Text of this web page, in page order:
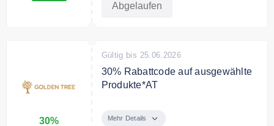
Abgelaufen
30%
Gültig bis 25.06.2026
30% Rabattcode auf ausgewählte
Produkte*AT
30% Rabatt auf ausgewählte
Mehr Details